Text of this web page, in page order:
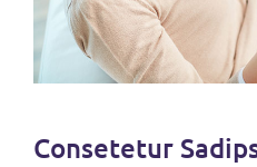
Consetetur